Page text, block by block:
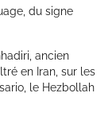
du signe
ancien
en Iran, sur les
le Hezbollah